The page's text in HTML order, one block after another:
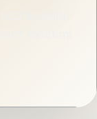
uyumlu,
Yönetimi